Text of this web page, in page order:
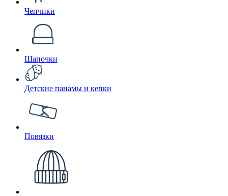
Чепчики
Шапочки
Детские панамы и кепки
Повязки